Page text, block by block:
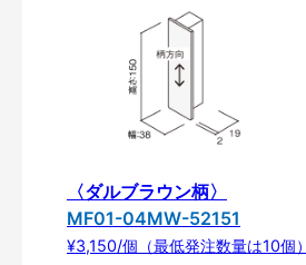
〈ダルブラウン柄〉
MF01-04MW-52151
¥3,150/個（最低発注数量は10個）